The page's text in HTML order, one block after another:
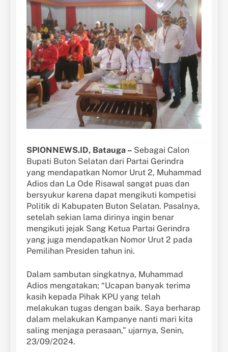
SPIONNEWS.ID, Batauga – Sebagai Calon
Bupati Buton Selatan dari Partai Gerindra
yang mendapatkan Nomor Urut 2, Muhammad
Adios dan La Ode Risawal sangat puas dan
bersyukur karena dapat mengikuti kompetisi
Politik di Kabupaten Buton Selatan. Pasalnya,
setelah sekian lama dirinya ingin benar
mengikuti jejak Sang Ketua Partai Gerindra
yang juga mendapatkan Nomor Urut 2 pada
Pemilihan Presiden tahun ini.
Dalam sambutan singkatnya, Muhammad
Adios mengatakan; “Ucapan banyak terima
kasih kepada Pihak KPU yang telah
melakukan tugas dengan baik. Saya berharap
dalam melakukan Kampanye nanti mari kita
saling menjaga perasaan,” ujarnya, Senin,
23/09/2024.